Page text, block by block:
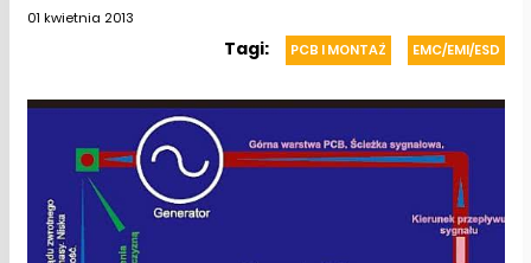
01 kwietnia 2013
Tagi: PCB I MONTAŻ EMC/EMI/ESD